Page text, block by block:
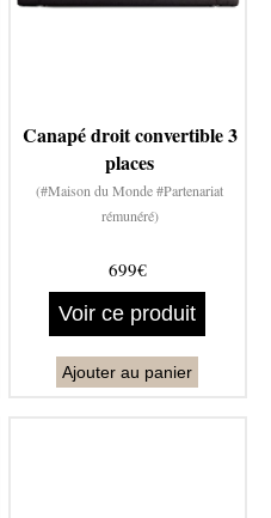
Canapé droit convertible 3
places
(#Maison du Monde #Partenariat
rémunéré)
699€
Voir ce produit
Ajouter au panier